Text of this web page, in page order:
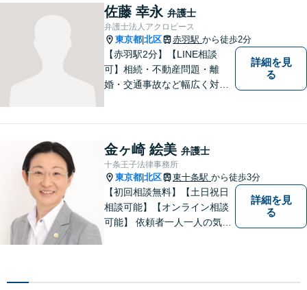
を伺い、相談予約をご案内。
「有利な条件で解決したい」
と強い要望がある方はご相談
ください。
佐藤 幸永 弁護士
弁護士法人アクロピース
東京都 北区 赤羽駅 から徒歩2分
【赤羽駅2分】【LINE相談
可】相続・不動産問題・離
婚・交通事故など幅広く対
ような内容でもお気軽にご相
談ください。【24時間問い合
わせ受付中】
詳細を見
る
金ヶ崎 絵美 弁護士
十条王子法律事務所
東京都 北区 東十条駅 から徒歩3分
【初回相談無料】【土日祝日
相談可能】【オンライン相談
可能】 依頼者一人一人の気持
方より、元気になった・安心
詳細を見
る